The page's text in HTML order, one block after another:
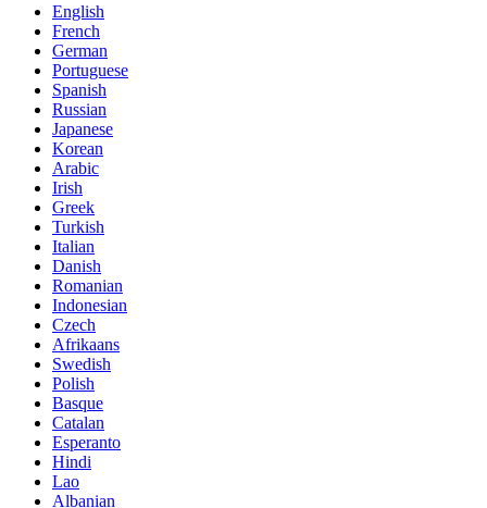
English
French
German
Portuguese
Spanish
Russian
Japanese
Korean
Arabic
Irish
Greek
Turkish
Italian
Danish
Romanian
Indonesian
Czech
Afrikaans
Swedish
Polish
Basque
Catalan
Esperanto
Hindi
Lao
Albanian